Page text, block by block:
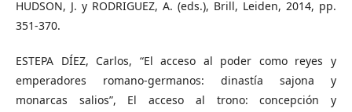
HUDSON, J. y RODRIGUEZ, A. (eds.), Brill, Leiden, 2014, pp.
351-370.
ESTEPA DÍEZ, Carlos, “El acceso al poder como reyes y
emperadores romano-germanos: dinastía sajona y
monarcas salios”, El acceso al trono: concepción y